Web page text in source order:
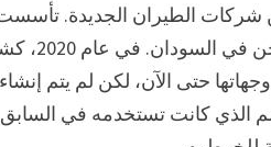
من أكبر
حتى الآن، لكن لم يتم
الذي كانت تستخدمه في